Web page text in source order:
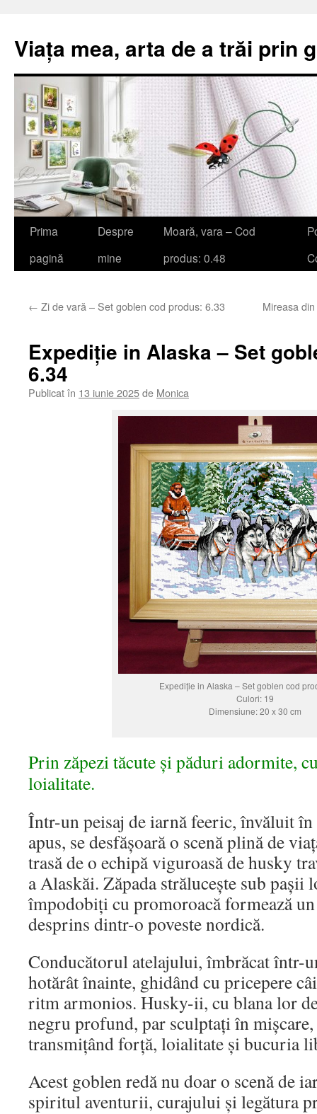
Viața mea, arta de a trăi prin
Sari
Prima
pagină
Despre
mine
Moară, vara – Cod
produs: 0.48
← Zi de vară – Set goblen cod produs: 6.33 Mireasa
Expediție in Alaska – Set
6.34
Publicat în 13 iunie 2025de Monica
Expediție in Alaska – Set goblen cod
Culori: 19
Dimensiune: 20 x 30 cm
Prin zăpezi tăcute și păduri adormite,
loialitate.
Într-un peisaj de iarnă feeric, învăluit
apus, se desfășoară o scenă plină de
trasă de o echipă viguroasă de husky
a Alaskăi. Zăpada strălucește sub pașii
împodobiți cu promoroacă formează
desprins dintr-o poveste nordică.
Conducătorul atelajului, îmbrăcat într-
hotărât înainte, ghidând cu pricepere
ritm armonios. Husky-ii, cu blana lor
negru profund, par sculptați în
transmițând forță, loialitate și bucuria
Acest goblen redă nu doar o scenă de
spiritul aventurii, curajului și legătura